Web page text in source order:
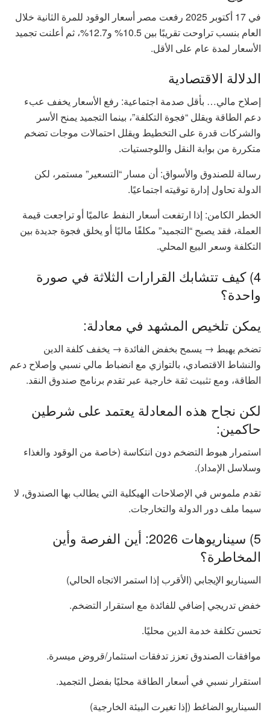
في 17 أكتوبر 2025 رفعت مصر أسعار الوقود للمرة الثانية خلال
العام بنسب تراوحت تقريبًا بين 10.5% و12.7%، ثم أعلنت تجميد
الأسعار لمدة عام على الأقل.
الدلالة الاقتصادية
إصلاح مالي… بأقل صدمة اجتماعية: رفع الأسعار يخفف عبء
دعم الطاقة ويقلل “فجوة التكلفة”، بينما التجميد يمنح الأسر
والشركات قدرة على التخطيط ويقلل احتمالات موجات تضخم
متكررة من بوابة النقل واللوجستيات.
رسالة للصندوق والأسواق: أن مسار “التسعير” مستمر، لكن
الدولة تحاول إدارة توقيته اجتماعيًا.
الخطر الكامن: إذا ارتفعت أسعار النفط عالميًا أو تراجعت قيمة
العملة، فقد يصبح “التجميد” مكلفًا ماليًا أو يخلق فجوة جديدة بين
التكلفة وسعر البيع المحلي.
4) كيف تتشابك القرارات الثلاثة في صورة
واحدة؟
يمكن تلخيص المشهد في معادلة:
تضخم يهبط → يسمح بخفض الفائدة → يخفف كلفة الدين
والنشاط الاقتصادي، بالتوازي مع انضباط مالي نسبي وإصلاح دعم
الطاقة، ومع تثبيت ثقة خارجية عبر تقدم برنامج صندوق النقد.
لكن نجاح هذه المعادلة يعتمد على شرطين
حاكمين:
استمرار هبوط التضخم دون انتكاسة (خاصة من الوقود والغذاء
وسلاسل الإمداد).
تقدم ملموس في الإصلاحات الهيكلية التي يطالب بها الصندوق، لا
سيما ملف دور الدولة والتخارجات.
5) سيناريوهات 2026: أين الفرصة وأين
المخاطرة؟
السيناريو الإيجابي (الأقرب إذا استمر الاتجاه الحالي)
خفض تدريجي إضافي للفائدة مع استقرار التضخم.
تحسن تكلفة خدمة الدين محليًا.
موافقات الصندوق تعزز تدفقات استثمار/قروض ميسرة.
استقرار نسبي في أسعار الطاقة محليًا بفضل التجميد.
السيناريو الضاغط (إذا تغيرت البيئة الخارجية)